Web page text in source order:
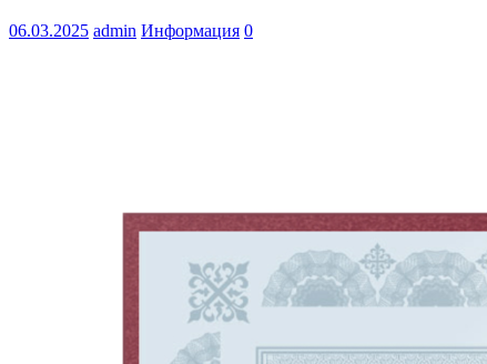
06.03.2025 admin Информация 0